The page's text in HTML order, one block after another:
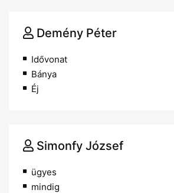
Demény Péter
Idővonat
Bánya
Éj
Simonfy József
ügyes
mindig